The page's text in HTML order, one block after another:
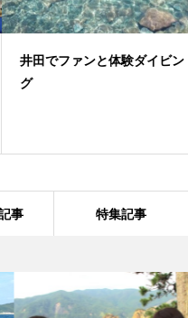
井田でファンと体験ダイビン
事 特集記事